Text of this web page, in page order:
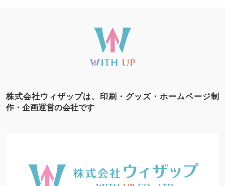
株式会社ウィザップは、印刷・グッズ・ホームページ制
作・企画運営の会社です